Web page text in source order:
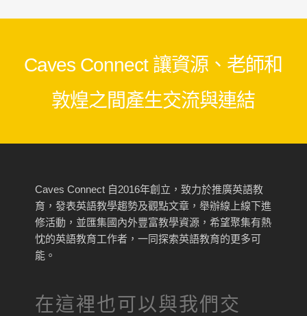
Caves Connect 讓資源、老師和
敦煌之間產生交流與連結
Caves Connect 自2016年創立，致力於推廣英語教
育，發表英語教學趨勢及觀點文章，舉辦線上線下進
修活動，並匯集國內外豐富教學資源，希望聚集有熱
忱的英語教育工作者，一同探索英語教育的更多可
能。
在這裡也可以與我們交